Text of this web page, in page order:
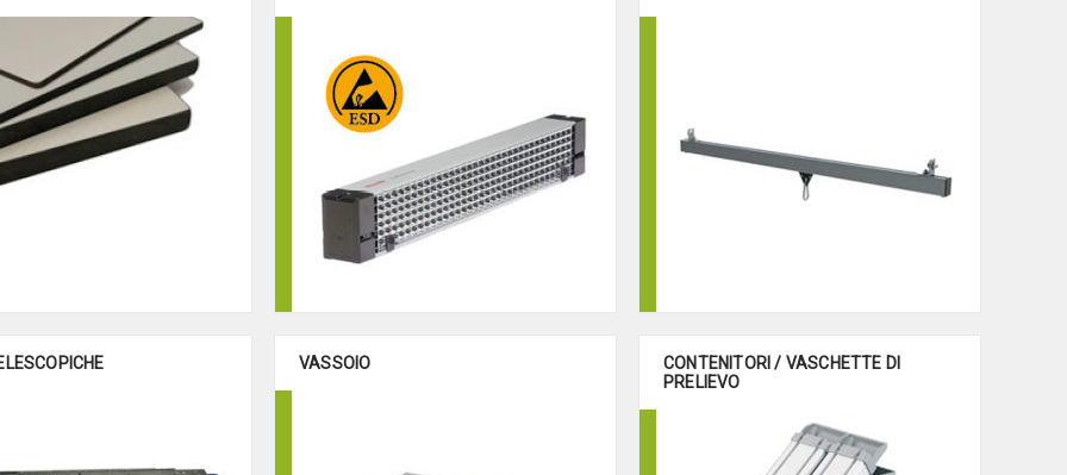
VASSOIO
CONTENITORI / VASCHETTE DI
PRELIEVO